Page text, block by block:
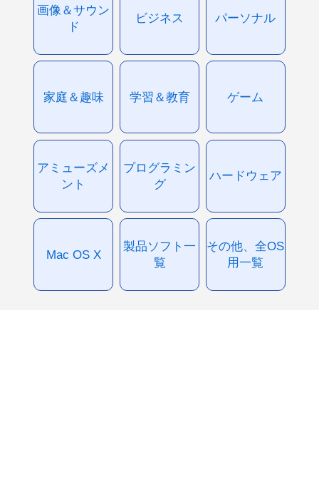
画像＆サウン
ド
ビジネス パーソナル
家庭＆趣味 学習＆教育 ゲーム
アミューズメ
ント
プログラミン
グ
ハードウェア
Mac OS X
製品ソフト一
覧
その他、全OS
用一覧